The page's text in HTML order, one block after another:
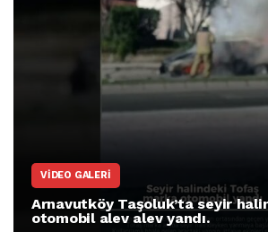
VIDEO GALERI
Arnavutköy Taşoluk’ta seyir
otomobil alev alev yandı.